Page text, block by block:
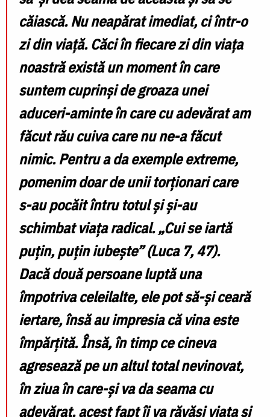
căiască. Nu neapărat imediat, ci într-o
zi din viaţă. Căci în fiecare zi din viaţa
noastră există un moment în care
suntem cuprinşi de groaza unei
aduceri-aminte în care cu adevărat am
făcut rău cuiva care nu ne-a făcut
nimic. Pentru a da exemple extreme,
pomenim doar de unii torţionari care
s-au pocăit întru totul şi şi-au
schimbat viaţa radical. „Cui se iartă
puţin, puţin iubeşte” (Luca 7, 47).
Dacă două persoane luptă una
împotriva celeilalte, ele pot să-şi ceară
iertare, însă au impresia că vina este
împărţită. Însă, în timp ce cineva
agresează pe un altul total nevinovat,
în ziua în care-şi va da seama cu
adevărat, acest fapt îi va răvăşi viaţa şi